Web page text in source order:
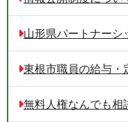
山形県パートナーシ
東根市職員の給与・
無料人権なんでも相